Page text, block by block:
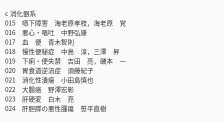
c 消化器系
015 嚥下障害 海老原孝枝，海老原 覚
016 悪心・嘔吐 中野弘康
017 血 便 青木智則
018 慢性便秘症 中島 淳，三澤 昇
019 下痢・便失禁 吉田 亮，磯本 一
020 胃食道逆流症 須藤紀子
021 消化性潰瘍 小田島慎也
022 大腸癌 野澤宏彰
023 肝硬変 白木 亮
024 肝胆膵の悪性腫瘍 笹平直樹